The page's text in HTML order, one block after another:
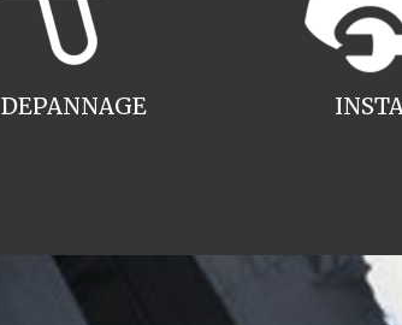
DEPANNAGE